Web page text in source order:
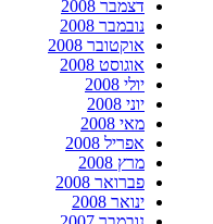
דצמבר 2008
נובמבר 2008
אוקטובר 2008
אוגוסט 2008
יולי 2008
יוני 2008
מאי 2008
אפריל 2008
מרץ 2008
פברואר 2008
ינואר 2008